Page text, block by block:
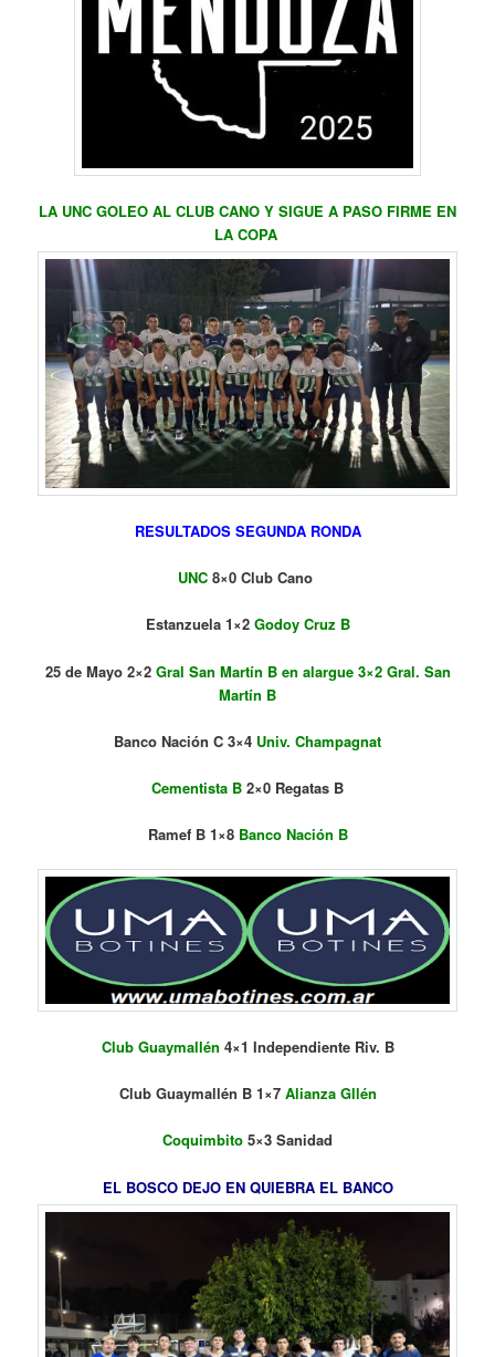
LA UNC GOLEO AL CLUB CANO Y SIGUE A PASO FIRME EN
LA COPA
RESULTADOS SEGUNDA RONDA
UNC 8×0 Club Cano
Estanzuela 1×2 Godoy Cruz B
25 de Mayo 2×2 Gral San Martín B en alargue 3×2 Gral. San
Martín B
Banco Nación C 3×4 Univ. Champagnat
Cementista B 2×0 Regatas B
Ramef B 1×8 Banco Nación B
Club Guaymallén 4×1 Independiente Riv. B
Club Guaymallén B 1×7Alianza Gllén
Coquimbito 5×3 Sanidad
EL BOSCO DEJO EN QUIEBRA EL BANCO